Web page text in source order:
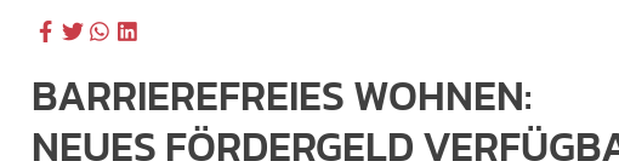
BARRIEREFREIES WOHNEN:
NEUES FÖRDERGELD